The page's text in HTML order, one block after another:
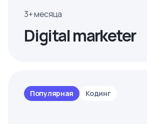
3+ месяца
Digital marketer
Популярная Кодинг